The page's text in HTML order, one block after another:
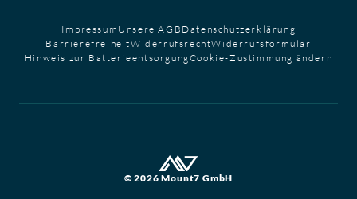
Impressum Unsere AGB Datenschutzerklärung
BarrierefreiheitWiderrufsrechtWiderrufsformular
Hinweis zur BatterieentsorgungCookie-Zustimmung ändern
© 2026 Mount7 GmbH